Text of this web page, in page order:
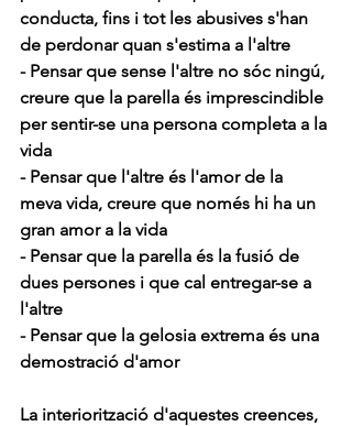
conducta, fins i tot les abusives s'han
de perdonar quan s'estima a l'altre
- Pensar que sense l'altre no sóc ningú,
creure que la parella és imprescindible
per sentir-se una persona completa a la
vida
- Pensar que l'altre és l'amor de la
meva vida, creure que només hi ha un
gran amor a la vida
- Pensar que la parella és la fusió de
dues persones i que cal entregar-se a
l'altre
- Pensar que la gelosia extrema és una
demostració d'amor
La interiorització d'aquestes creences,